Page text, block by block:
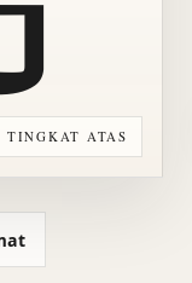
TINGKAT ATAS